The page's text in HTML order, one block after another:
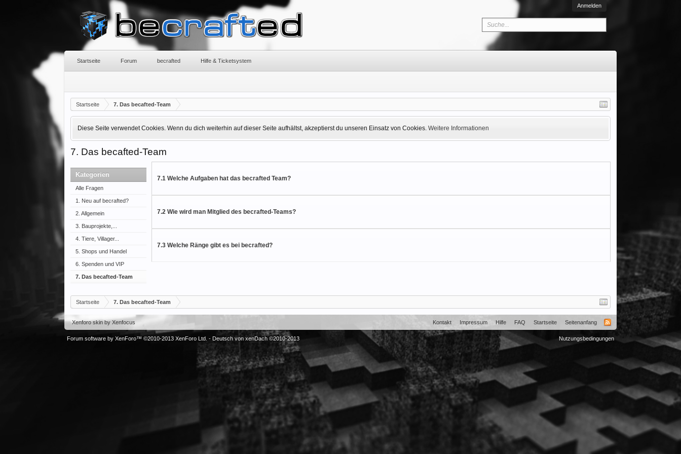
Anmelden
Startseite 7. Das becafted-Team
Diese Seite verwendet Cookies. Wenn du dich weiterhin auf dieser Seite aufhältst, akzeptierst du unseren Einsatz von Cookies. Weitere Informationen
7. Das becafted-Team
Kategorien
Alle Fragen
1. Neu auf becrafted?
2. Allgemein
3. Bauprojekte,...
4. Tiere, Villager...
5. Shops und Handel
6. Spenden und VIP
7. Das becafted-Team
7.1 Welche Aufgaben hat das becrafted Team?
7.2 Wie wird man Mitglied des becrafted-Teams?
7.3 Welche Ränge gibt es bei becrafted?
Startseite 7. Das becafted-Team
Startseite Forum becrafted Hilfe & Ticketsystem
Xenforo skinby Xenfocus Kontakt Impressum Hilfe FAQ Startseite Seitenanfang
Nutzungsbedingungen
Forum software by XenForo™ ©2010-2013 XenForo Ltd. - Deutsch von xenDach ©2010-2013